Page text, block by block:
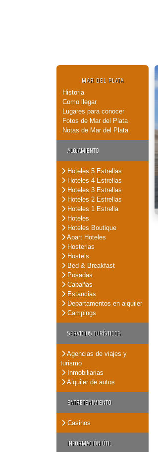
MAR DEL PLATA
Historia
Como llegar
Lugares para conocer
Fotos de Mar del Plata
Notas de Mar del Plata
ALOJAMIENTO
Hoteles 5 Estrellas
Hoteles 4 Estrellas
Hoteles 3 Estrellas
Hoteles 2 Estrellas
Hoteles 1 Estrella
Hoteles
Hoteles Boutique
Apart Hoteles
Hosterias
Hostels
Bed & Breakfast
Posadas
Cabañas
Estancias
Departamentos en alquiler
Campings
SERVICIOS TURÍSTICOS
Agencias de viajes y
turismo
Inmobiliarias
Alquiler de autos
ENTRETENIMIENTO
Casinos
INFORMACIÓN ÚTIL